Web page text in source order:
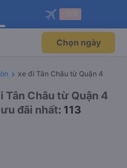
độc
Mở app
máy bay qua
Mở app
Chọn ngày
xe đi Tân Châu từ Quận 4
Tân Châu từ Quận 4
đãi nhất: 113